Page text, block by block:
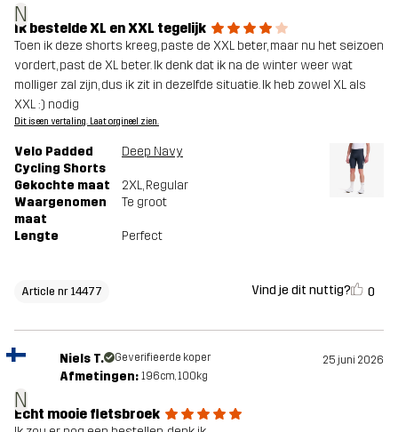
N
Ik bestelde XL en XXL tegelijk
Toen ik deze shorts kreeg, paste de XXL beter, maar nu het seizoen
vordert, past de XL beter. Ik denk dat ik na de winter weer wat
molliger zal zijn, dus ik zit in dezelfde situatie. Ik heb zowel XL als
XXL :) nodig
Dit is een vertaling. Laat orgineel zien.
Velo Padded
Cycling Shorts
Deep Navy
Gekochte maat 2XL, Regular
Waargenomen
maat
Te groot
Lengte Perfect
Article nr 14477 Vind je dit nuttig? 0
N
Niels T. Geverifieerde koper 25 juni 2026
Afmetingen: 196cm, 100kg
Echt mooie fietsbroek